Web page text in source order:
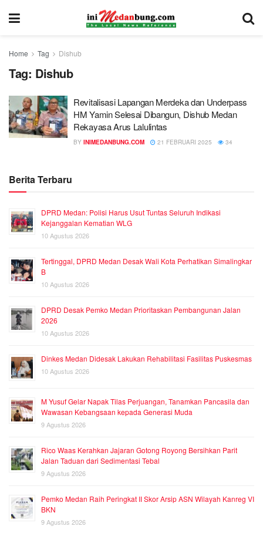
Home Tag Dishub
Tag: Dishub
Revitalisasi Lapangan Merdeka dan Underpass
HM Yamin Selesai Dibangun, Dishub Medan
Rekayasa Arus Lalulintas
BY INIMEDANBUNG.COM 21 FEBRUARI 2025 34
Berita Terbaru
DPRD Medan: Polisi Harus Usut Tuntas Seluruh Indikasi
Kejanggalan Kematian WLG
10 Agustus 2026
Tertinggal, DPRD Medan Desak Wali Kota Perhatikan Simalingkar
B
10 Agustus 2026
DPRD Desak Pemko Medan Prioritaskan Pembangunan Jalan
2026
10 Agustus 2026
Dinkes Medan Didesak Lakukan Rehabilitasi Fasilitas Puskesmas
10 Agustus 2026
M Yusuf Gelar Napak Tilas Perjuangan, Tanamkan Pancasila dan
Wawasan Kebangsaan kepada Generasi Muda
9 Agustus 2026
Rico Waas Kerahkan Jajaran Gotong Royong Bersihkan Parit
Jalan Taduan dari Sedimentasi Tebal
9 Agustus 2026
Pemko Medan Raih Peringkat II Skor Arsip ASN Wilayah Kanreg VI
BKN
9 Agustus 2026